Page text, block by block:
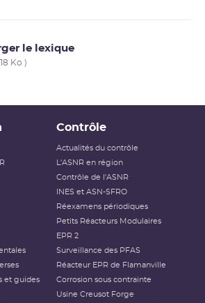
le lexique
Ko )
et guides
Contrôle
Actualités du contrôle
L'ASNR en région
Contrôle de l'ASNR
INES et ASN-SFRO
Réexamens périodiques
Petits Réacteurs Modulaires
EPR 2
Surveillance des PFAS
Réacteur EPR de Flamanville
Corrosion sous contrainte
Usine Creusot Forge